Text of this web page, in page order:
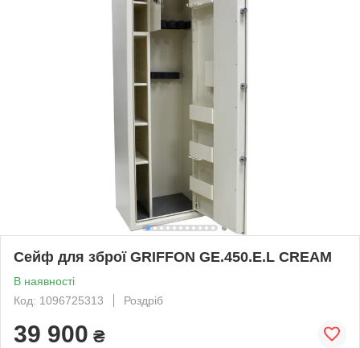
Сейф для зброї GRIFFON GE.450.E.L CREAM
В наявності
Код: 1096725313
Роздріб
39 900 ₴